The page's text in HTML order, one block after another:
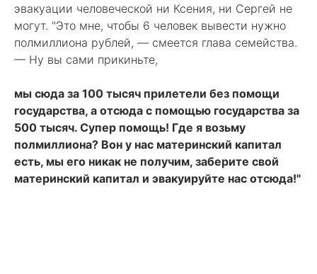
эвакуации человеческой ни Ксения, ни Сергей не
могут. "Это мне, чтобы 6 человек вывести нужно
полмиллиона рублей, — смеется глава семейства.
— Ну вы сами прикиньте,
мы сюда за 100 тысяч прилетели без помощи
государства, а отсюда с помощью государства за
500 тысяч. Супер помощь! Где я возьму
полмиллиона? Вон у нас материнский капитал
есть, мы его никак не получим, заберите свой
материнский капитал и эвакуируйте нас отсюда!"